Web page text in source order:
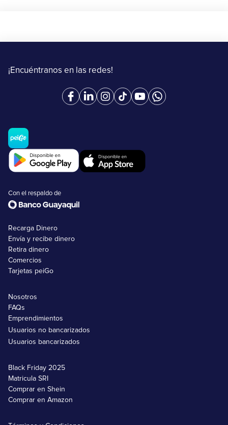
¡Encuéntranos en las redes!
Con el respaldo de
Recarga Dinero
Envía y recibe dinero
Retira dinero
Comercios
Tarjetas peiGo
Nosotros
FAQs
Emprendimientos
Usuarios no bancarizados
Usuarios bancarizados
Black Friday 2025
Matricula SRI
Comprar en Shein
Comprar en Amazon